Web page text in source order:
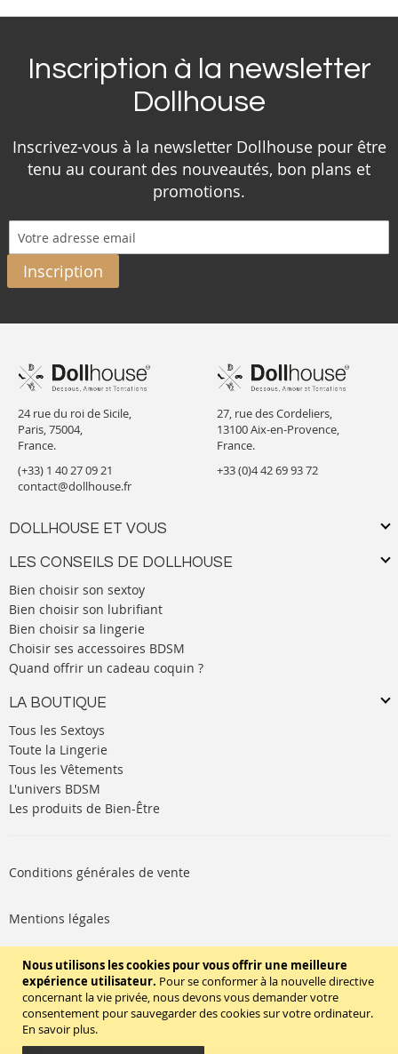
Nous utilisons les cookies pour vous offrir une meilleure
expérience utilisateur. Pour se conformer à la nouvelle directive
concernant la vie privée, nous devons vous demander votre
consentement pour sauvegarder des cookies sur votre ordinateur.
En savoir plus.
Inscription à la newsletter
Dollhouse
Inscrivez-vous à la newsletter Dollhouse pour être
tenu au courant des nouveautés, bon plans et
promotions.
Inscription
24 rue du roi de Sicile,
Paris, 75004,
France.
(+33) 1 40 27 09 21
contact@dollhouse.fr
DOLLHOUSE ET VOUS
LES CONSEILS DE DOLLHOUSE
Bien choisir son sextoy
Bien choisir son lubrifiant
Bien choisir sa lingerie
Choisir ses accessoires BDSM
Quand offrir un cadeau coquin ?
LA BOUTIQUE
Tous les Sextoys
Toute la Lingerie
Tous les Vêtements
L'univers BDSM
Les produits de Bien-Être
27, rue des Cordeliers,
13100 Aix-en-Provence,
France.
+33 (0)4 42 69 93 72
Conditions générales de vente
Mentions légales
Politique de cookies
SUIVEZ-NOUS